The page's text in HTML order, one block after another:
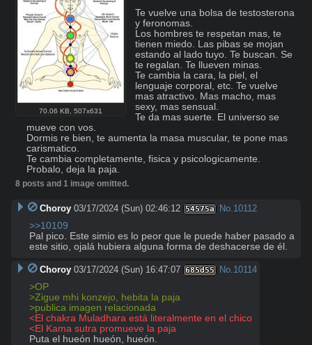
70.06 KB ,507x631
Te vuelve una bolsa de testosterona
y feronomas.
Los hombres te respetan mas, te
tienen miedo. Las pibas se mojan
estando al lado tuyo. Te buscan. Se
te regalan. Te llueven minas.
Te cambia la cara, la piel, el
lenguaje corporal, etc. Te vuelve
mas atractivo. Mas macho, mas
sexy, mas sensual.
Te da mas suerte. El universo se
mueve con vos.
Dormis re bien, te aumenta la masa muscular, te pone mas
carismatico.
Te cambia completamente, fisica y psicologicamente.
Probalo, deja la paja.
8 posts and 1 image omitted.
Choroy 03/17/2024 (Sun) 02:46:12 54575a No. 10112
>>10109
Pal pico. Este simio es lo peor que le puede haber pasado a
este sitio, ojalá hubiera alguna forma de deshacerse de él.
Choroy 03/17/2024 (Sun) 16:47:07 685d55 No. 10114
>OP
>Zigue mhi konzejo, hebita la paja
>publica imagen relacionada
<El chakra Muladhara está literalmente en el chico
<El Kama sutra promueve la paja
Puta el hueón hueón, hueón.